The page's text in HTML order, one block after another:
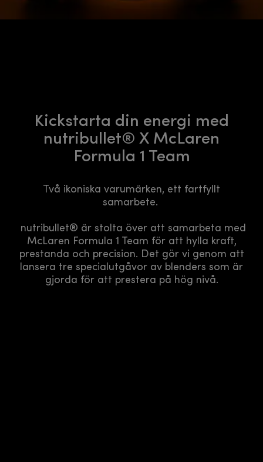
Kickstarta din energi med
nutribullet® X McLaren
Formula 1 Team
Två ikoniska varumärken, ett fartfyllt
samarbete.
nutribullet® är stolta över att samarbeta med
McLaren Formula 1 Team för att hylla kraft,
prestanda och precision. Det gör vi genom att
lansera tre specialutgåvor av blenders som är
gjorda för att prestera på hög nivå.